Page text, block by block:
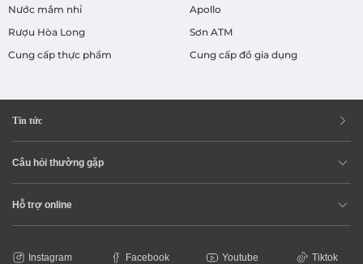
Nước mắm nhỉ
Rượu Hòa Long
Cung cấp thực phẩm
Apollo
Sơn ATM
Cung cấp đồ gia dụng
Tin tức
Câu hỏi thường gặp
Hỗ trợ online
Instagram Facebook Youtube Tiktok